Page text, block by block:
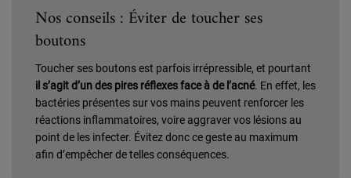
Nos conseils : Éviter de toucher ses
boutons
Toucher ses boutons est parfois irrépressible, et pourtant
il s’agit d’un des pires réflexes face à de l’acné. En effet, les
bactéries présentes sur vos mains peuvent renforcer les
réactions inflammatoires, voire aggraver vos lésions au
point de les infecter. Évitez donc ce geste au maximum
afin d’empêcher de telles conséquences.